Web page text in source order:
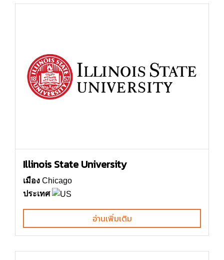
Illinois State University
เมือง Chicago
ประเทศ
อ่านเพิ่มเติม